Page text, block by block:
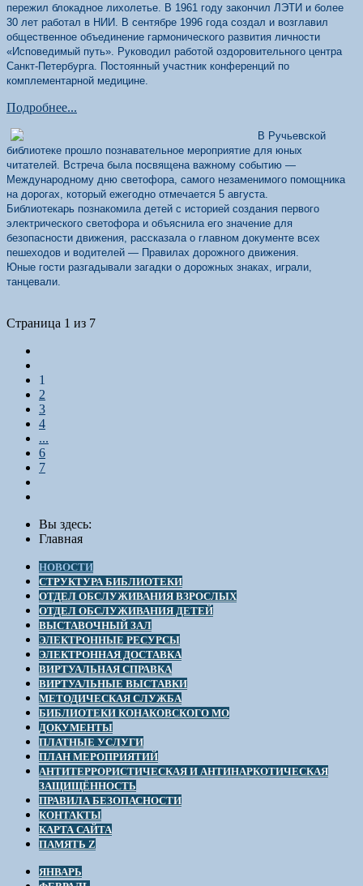
пережил блокадное лихолетье. В 1961 году закончил ЛЭТИ и более
30 лет работал в НИИ. В сентябре 1996 года создал и возглавил
общественное объединение гармонического развития лично­сти
«Исповедимый путь». Руководил работой оздоровительного центра
Санкт-Петербурга. Постоянный участник конференций по
комплементарной медицине.
Подробнее...
В Ручьевской
библиотеке прошло познавательное мероприятие для юных
читателей. Встреча была посвящена важному событию —
Международному дню светофора, самого незаменимого помощника
на дорогах, который ежегодно отмечается 5 августа.
Библиотекарь познакомила детей с историей создания первого
электрического светофора и объяснила его значение для
безопасности движения, рассказала о главном документе всех
пешеходов и водителей — Правилах дорожного движения.
Юные гости разгадывали загадки о дорожных знаках, играли,
танцевали.
Страница 1 из 7
1
2
3
4
...
6
7
Вы здесь:
Главная
НОВОСТИ
СТРУКТУРА БИБЛИОТЕКИ
ОТДЕЛ ОБСЛУЖИВАНИЯ ВЗРОСЛЫХ
ОТДЕЛ ОБСЛУЖИВАНИЯ ДЕТЕЙ
ВЫСТАВОЧНЫЙ ЗАЛ
ЭЛЕКТРОННЫЕ РЕСУРСЫ
ЭЛЕКТРОННАЯ ДОСТАВКА
ВИРТУАЛЬНАЯ СПРАВКА
ВИРТУАЛЬНЫЕ ВЫСТАВКИ
МЕТОДИЧЕСКАЯ СЛУЖБА
БИБЛИОТЕКИ КОНАКОВСКОГО МО
ДОКУМЕНТЫ
ПЛАТНЫЕ УСЛУГИ
ПЛАН МЕРОПРИЯТИЙ
АНТИТЕРРОРИСТИЧЕСКАЯ И АНТИНАРКОТИЧЕСКАЯ
ЗАЩИЩЁННОСТЬ
ПРАВИЛА БЕЗОПАСНОСТИ
КОНТАКТЫ
КАРТА САЙТА
ПАМЯТЬ Z
ЯНВАРЬ